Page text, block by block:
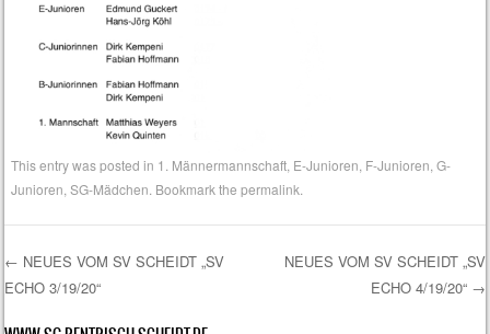
This entry was posted in 1. Männermannschaft E-Junioren F-Junioren ,G-
Junioren ,SG-Mädchen . Bookmark thepermalink
Post navigation
← NEUES VOM SV SCHEIDT „SV
ECHO 3/19/20“
NEUES VOM SV SCHEIDT „SV
ECHO 4/19/20“ →